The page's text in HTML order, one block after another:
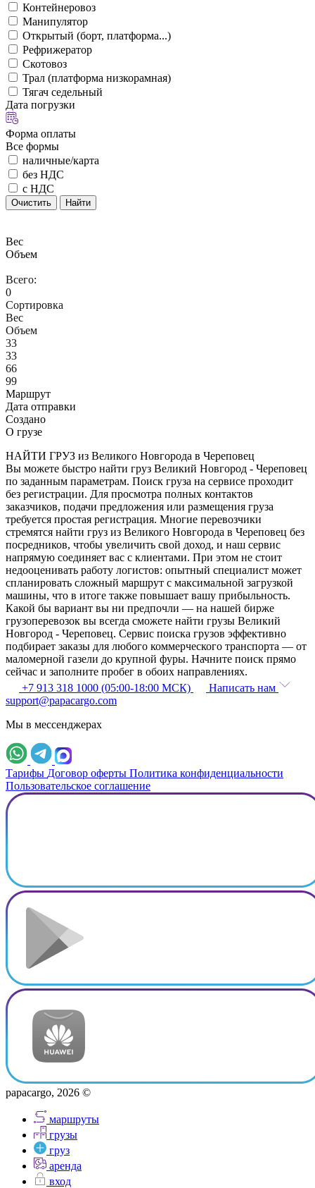
Контейнеровоз
Манипулятор
Открытый (борт, платформа...)
Рефрижератор
Скотовоз
Трал (платформа низкорамная)
Тягач седельный
Дата погрузки
Форма оплаты
Все формы
наличные/карта
без НДС
с НДС
Очистить Найти
Вес
Объем
Всего:
0
Сортировка
Вес
Объем
33
33
66
99
Маршрут
Дата отправки
Создано
О грузе
НАЙТИ ГРУЗ из Великого Новгорода в Череповец
Вы можете быстро найти груз Великий Новгород - Череповец
по заданным параметрам. Поиск груза на сервисе проходит
без регистрации. Для просмотра полных контактов
заказчиков, подачи предложения или размещения груза
требуется простая регистрация. Многие перевозчики
стремятся найти груз из Великого Новгорода в Череповец без
посредников, чтобы увеличить свой доход, и наш сервис
напрямую соединяет вас с клиентами. При этом не стоит
недооценивать работу логистов: опытный специалист может
спланировать сложный маршрут с максимальной загрузкой
машины, что в итоге также повышает вашу прибыльность.
Какой бы вариант вы ни предпочли — на нашей бирже
грузоперевозок вы всегда сможете найти грузы Великий
Новгород - Череповец. Сервис поиска грузов эффективно
подбирает заказы для любого коммерческого транспорта — от
маломерной газели до крупной фуры. Начните поиск прямо
сейчас и заполните пробег в обоих направлениях.
+7 913 318 1000 (05:00-18:00 МСК)
Написать нам
support@papacargo.com
Мы в мессенджерах
Тарифы Договор оферты Политика конфиденциальности
Пользовательское соглашение
papacargo, 2026 ©
маршруты
грузы
груз
аренда
вход